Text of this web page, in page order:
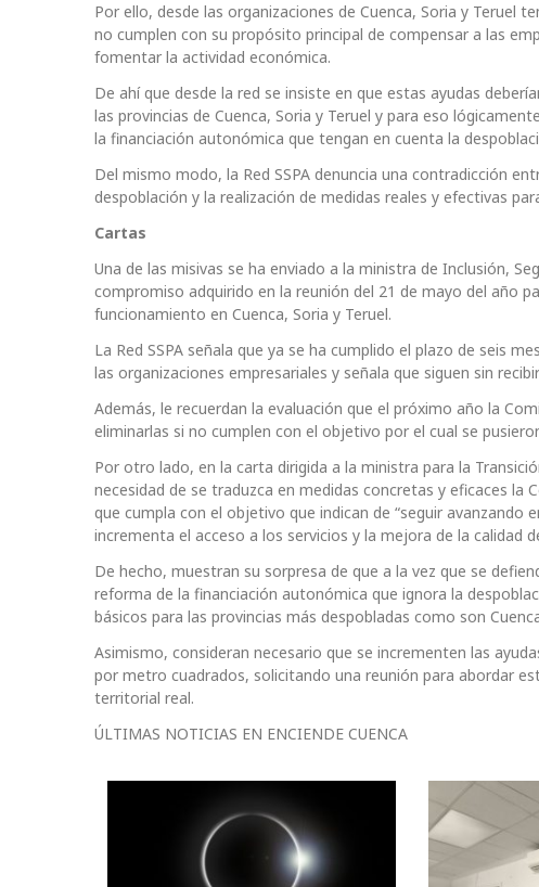
Por ello, desde las organizaciones de Cuenca, Soria y Teruel
no cumplen con su propósito principal de compensar a las
fomentar la actividad económica.
De ahí que desde la red se insiste en que estas ayudas
las provincias de Cuenca, Soria y Teruel y para eso
la financiación autonómica que tengan en cuenta la
Del mismo modo, la Red SSPA denuncia una contradicción
despoblación y la realización de medidas reales y efectivas
Cartas
Una de las misivas se ha enviado a la ministra de Inclusión,
compromiso adquirido en la reunión del 21 de mayo del año
funcionamiento en Cuenca, Soria y Teruel.
La Red SSPA señala que ya se ha cumplido el plazo de seis
las organizaciones empresariales y señala que siguen sin
Además, le recuerdan la evaluación que el próximo año la
eliminarlas si no cumplen con el objetivo por el cual se
Por otro lado, en la carta dirigida a la ministra para la
necesidad de se traduzca en medidas concretas y eficaces
que cumpla con el objetivo que indican de “seguir
incrementa el acceso a los servicios y la mejora de la calidad
De hecho, muestran su sorpresa de que a la vez que se
reforma de la financiación autonómica que ignora la
básicos para las provincias más despobladas como son
Asimismo, consideran necesario que se incrementen las
por metro cuadrados, solicitando una reunión para abordar
territorial real.
ÚLTIMAS NOTICIAS EN ENCIENDE CUENCA